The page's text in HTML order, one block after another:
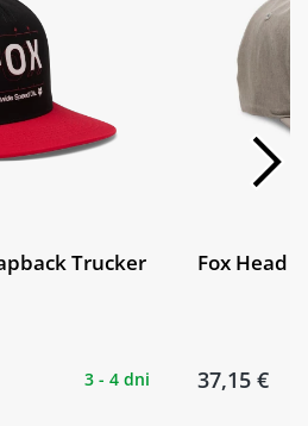
Trucker
3 - 4 dni
Fox Head
37,15 €